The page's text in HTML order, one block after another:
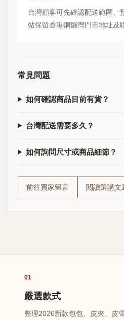
台灣顧客可先確認配送範圍、
站保留香港銅鑼灣門市地址及
常見問題
如何確認商品目前有貨？
台灣配送需要多久？
如何詢問尺寸或商品細節？
前往買家留言 閱讀選購文
01
嚴選款式
整理2026新款包包、皮夾、皮